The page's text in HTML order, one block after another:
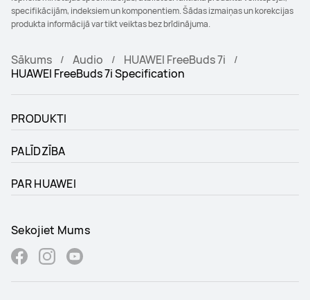
specifikācijām, indeksiem un komponentiem. Šādas izmaiņas un korekcijas
produkta informācijā var tikt veiktas bez brīdinājuma.
Sākums Audio
HUAWEI FreeBuds 7i
HUAWEI FreeBuds 7i Specification
PRODUKTI
PALĪDZĪBA
PAR HUAWEI
Sekojiet Mums